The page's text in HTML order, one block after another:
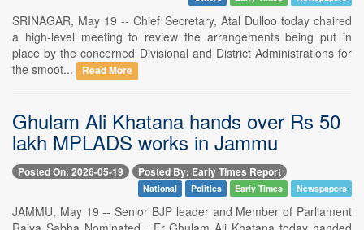
SRINAGAR, May 19 -- Chief Secretary, Atal Dulloo today chaired
a high-level meeting to review the arrangements being put in
place by the concerned Divisional and District Administrations for
the smoot...
Read More
Ghulam Ali Khatana hands over Rs 50
lakh MPLADS works in Jammu
Posted On: 2026-05-19 Posted By: Early Times Report
National Politics Early Times Newspapers
JAMMU, May 19 -- Senior BJP leader and Member of Parliament